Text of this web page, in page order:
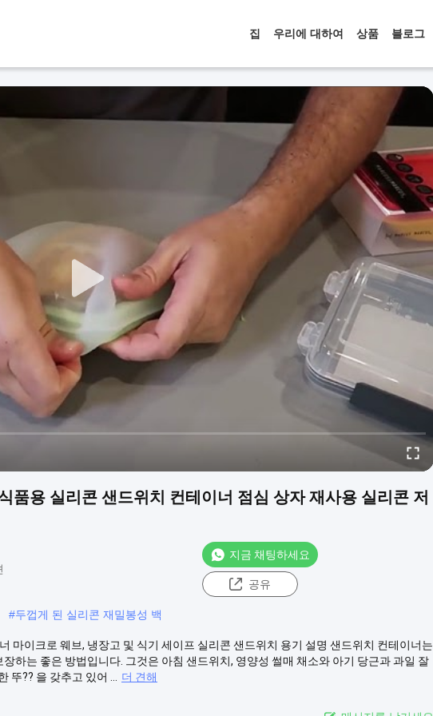
집 우리에 대하여 상품 블로그
품용 실리콘 샌드위치 컨테이너 점심 상자 재사용 실리콘 저
지금 채팅하세요
공유
#두껍게 된 실리콘 재밀봉성 백
마이크로 웨브, 냉장고 및 식기 세이프 실리콘 샌드위치 용기 설명 샌드위치 컨테이너는
하는 좋은 방법입니다. 그것은 아침 샌드위치, 영양성 썰매 채소와 아기 당근과 과일 잘
뚜?? 을 갖추고 있어 ...
더 견해